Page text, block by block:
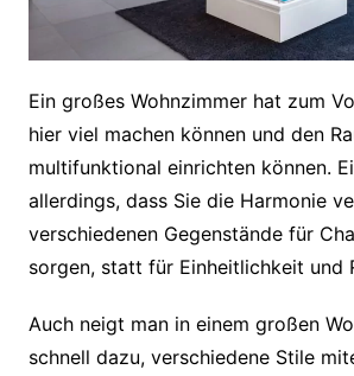
Ein großes Wohnzimmer hat zum
hier viel machen können und den
multifunktional einrichten können.
allerdings, dass Sie die Harmonie
verschiedenen Gegenstände für
sorgen, statt für Einheitlichkeit und
Auch neigt man in einem großen
schnell dazu, verschiedene Stile